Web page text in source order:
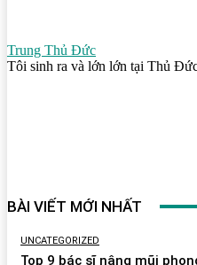
Trung Thủ Đức
Tôi sinh ra và lớn lớn tại Thủ
BÀI VIẾT MỚI NHẤT
UNCATEGORIZED
Top 9 bác sĩ nâng mũi